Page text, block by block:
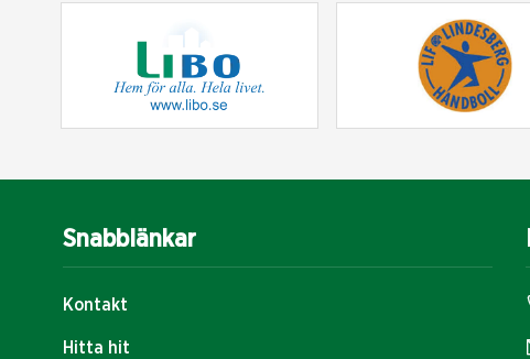
Snabblänkar
Kontakt
Hitta hit